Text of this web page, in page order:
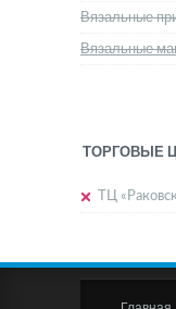
Вязальные
Вязальные
ТОРГОВЫЕ
ТЦ